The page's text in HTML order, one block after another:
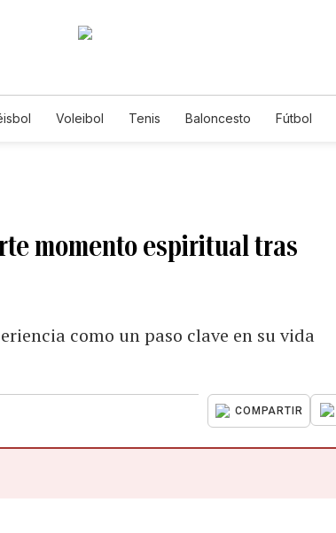
Voleibol Tenis Baloncesto Fútbol
momento espiritual tras
como un paso clave en su vida
COMPARTIR